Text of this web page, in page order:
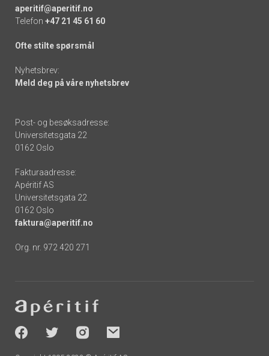
aperitif@aperitif.no
Telefon +47 21 45 61 60
Ofte stilte spørsmål
Nyhetsbrev:
Meld deg på våre nyhetsbrev
Post- og besøksadresse:
Universitetsgata 22
0162 Oslo
Fakturaadresse:
Apéritif AS
Universitetsgata 22
0162 Oslo
faktura@aperitif.no
Org. nr. 972 420 271
-
socials